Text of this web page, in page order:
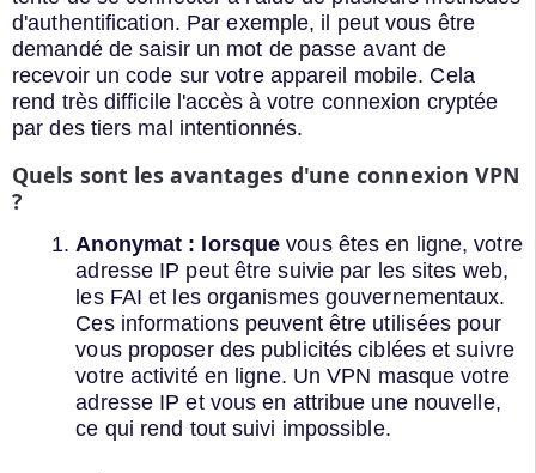
d'authentification. Par exemple, il peut vous être
demandé de saisir un mot de passe avant de
recevoir un code sur votre appareil mobile. Cela
rend très difficile l'accès à votre connexion cryptée
par des tiers mal intentionnés.
Quels sont les avantages d'une connexion VPN
?
Anonymat : lorsquevous êtes en ligne, votre
adresse IP peut être suivie par les sites web,
les FAI et les organismes gouvernementaux.
Ces informations peuvent être utilisées pour
vous proposer des publicités ciblées et suivre
votre activité en ligne. Un VPN masque votre
adresse IP et vous en attribue une nouvelle,
ce qui rend tout suivi impossible.